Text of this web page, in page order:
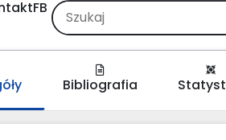
FB
Bibliografia